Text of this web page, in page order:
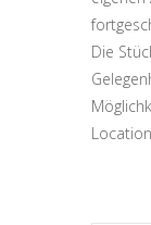
Die